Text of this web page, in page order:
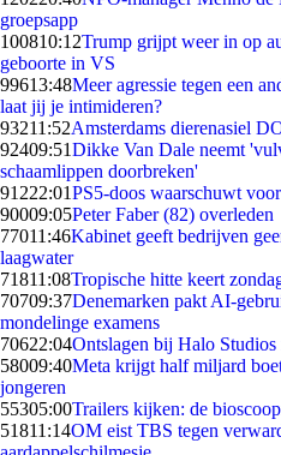
groepsapp
100810:12Trump grijpt weer in op
geboorte in VS
99613:48Meer agressie tegen een
laat jij je intimideren?
93211:52Amsterdams dierenasiel
92409:51Dikke Van Dale neemt
schaamlippen doorbreken'
91222:01PS5-doos waarschuwt
90009:05Peter Faber (82) overleden
77011:46Kabinet geeft bedrijven
laagwater
71811:08Tropische hitte keert
70709:37Denemarken pakt AI-
mondelinge examens
70622:04Ontslagen bij Halo
58009:40Meta krijgt half miljard
jongeren
55305:00Trailers kijken: de
51811:14OM eist TBS tegen